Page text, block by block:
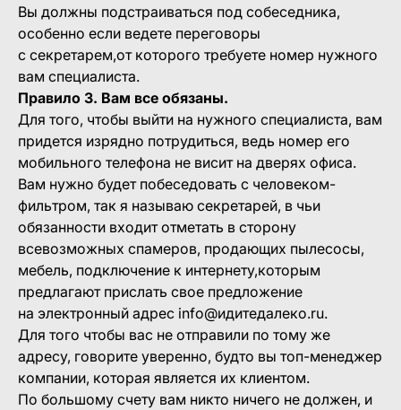
Вы должны подстраиваться под собеседника,
особенно если ведете переговоры
с секретарем,от которого требуете номер нужного
вам специалиста.
Правило 3. Вам все обязаны.
Для того, чтобы выйти на нужного специалиста, вам
придется изрядно потрудиться, ведь номер его
мобильного телефона не висит на дверях офиса.
Вам нужно будет побеседовать с человеком-
фильтром, так я называю секретарей, в чьи
обязанности входит отметать в сторону
всевозможных спамеров, продающих пылесосы,
мебель, подключение к интернету,которым
предлагают прислать свое предложение
на электронный адрес info@идитедалеко.ru.
Для того чтобы вас не отправили по тому же
адресу, говорите уверенно, будто вы топ-менеджер
компании, которая является их клиентом.
По большому счету вам никто ничего не должен, и